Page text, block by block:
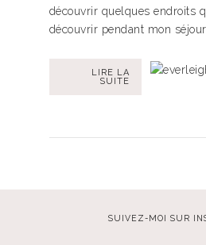
découvrir quelques endroits
découvrir pendant mon
LIRE LA
SUITE
SUIVEZ-MOI SUR